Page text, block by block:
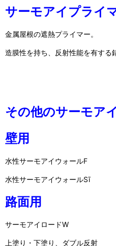
サーモアイプライ
金属屋根の遮熱プライマー。
造膜性を持ち、反射性能を有する
その他のサーモア
壁用
水性サーモアイウォールF
水性サーモアイウォールSī
路面用
サーモアイロードW
上塗り・下塗り、ダブル反射